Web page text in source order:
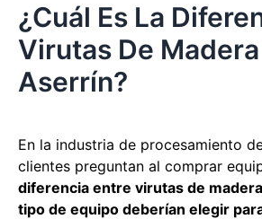
¿Cuál Es La
Virutas De
Aserrín?
En la industria de procesamiento
clientes preguntan al comprar
diferencia entre virutas de
tipo de equipo deberían elegir